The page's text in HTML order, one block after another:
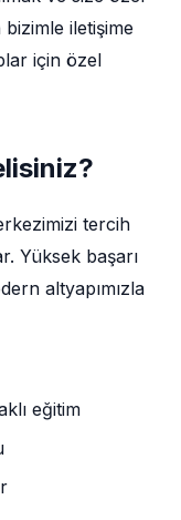
iletişime
için özel
tercih
Yüksek başarı
altyapımızla
eğitim